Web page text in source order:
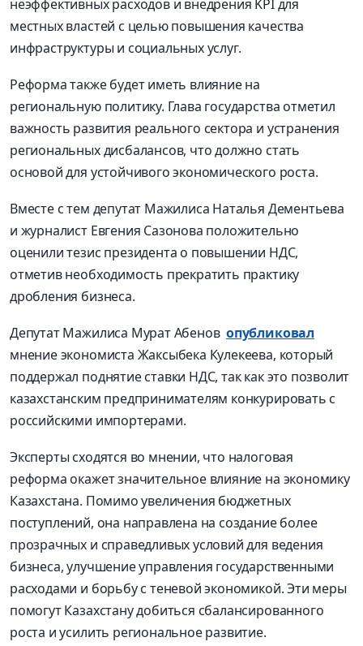
неэффективных расходов и внедрения KPI для
местных властей с целью повышения качества
инфраструктуры и социальных услуг.
Реформа также будет иметь влияние на
региональную политику. Глава государства отметил
важность развития реального сектора и устранения
региональных дисбалансов, что должно стать
основой для устойчивого экономического роста.
Вместе с тем депутат Мажилиса Наталья Дементьева
и журналист Евгения Сазонова положительно
оценили тезис президента о повышении НДС,
отметив необходимость прекратить практику
дробления бизнеса.
Депутат Мажилиса Мурат Абеновопубликовал
мнение экономиста Жаксыбека Кулекеева, который
поддержал поднятие ставки НДС, так как это позволит
казахстанским предпринимателям конкурировать с
российскими импортерами.
Эксперты сходятся во мнении, что налоговая
реформа окажет значительное влияние на экономику
Казахстана. Помимо увеличения бюджетных
поступлений, она направлена на создание более
прозрачных и справедливых условий для ведения
бизнеса, улучшение управления государственными
расходами и борьбу с теневой экономикой. Эти меры
помогут Казахстану добиться сбалансированного
роста и усилить региональное развитие.